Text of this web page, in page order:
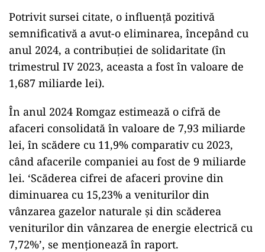
Potrivit sursei citate, o influență pozitivă
semnificativă a avut-o eliminarea, începând cu
anul 2024, a contribuției de solidaritate (în
trimestrul IV 2023, aceasta a fost în valoare de
1,687 miliarde lei).
În anul 2024 Romgaz estimează o cifră de
afaceri consolidată în valoare de 7,93 miliarde
lei, în scădere cu 11,9% comparativ cu 2023,
când afacerile companiei au fost de 9 miliarde
lei. ‘Scăderea cifrei de afaceri provine din
diminuarea cu 15,23% a veniturilor din
vânzarea gazelor naturale și din scăderea
veniturilor din vânzarea de energie electrică cu
7,72%’, se menționează în raport.